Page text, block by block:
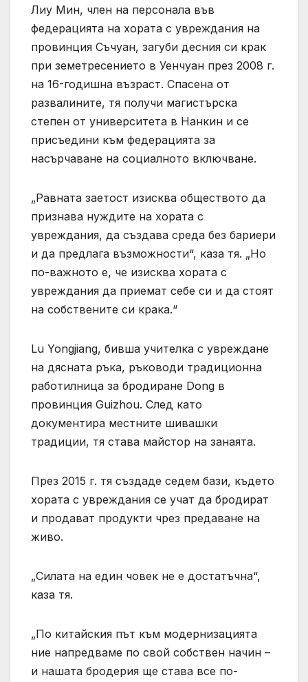
Лиу Мин, член на персонала във
федерацията на хората с увреждания на
провинция Съчуан, загуби десния си крак
при земетресението в Уенчуан през 2008 г.
на 16-годишна възраст. Спасена от
развалините, тя получи магистърска
степен от университета в Нанкин и се
присъедини към федерацията за
насърчаване на социалното включване.
„Равната заетост изисква обществото да
признава нуждите на хората с
увреждания, да създава среда без бариери
и да предлага възможности“, каза тя. „Но
по-важното е, че изисква хората с
увреждания да приемат себе си и да стоят
на собствените си крака.“
Lu Yongjiang, бивша учителка с увреждане
на дясната ръка, ръководи традиционна
работилница за бродиране Dong в
провинция Guizhou. След като
документира местните шивашки
традиции, тя става майстор на занаята.
През 2015 г. тя създаде седем бази, където
хората с увреждания се учат да бродират
и продават продукти чрез предаване на
живо.
„Силата на един човек не е достатъчна“,
каза тя.
„По китайския път към модернизацията
ние напредваме по свой собствен начин –
и нашата бродерия ще става все по-